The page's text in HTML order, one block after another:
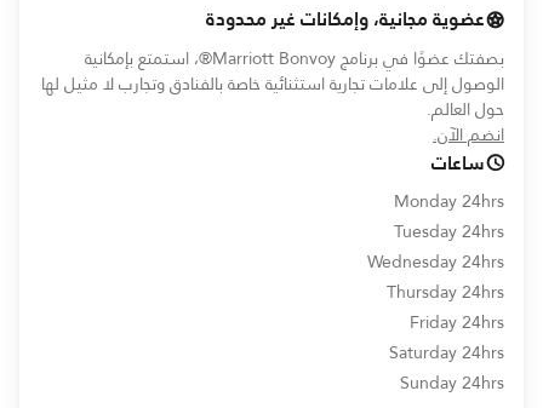
عضوية مجانية، وإمكانات غير محدودة
بصفتك عضوًا في برنامج Marriott Bonvoy®، استمتع بإمكانية
الوصول إلى علامات تجارية استثنائية خاصة بالفنادق وتجارب لا مثيل لها
حول العالم.
انضم الآن.
ساعات
Monday 24hrs
Tuesday 24hrs
Wednesday 24hrs
Thursday 24hrs
Friday 24hrs
Saturday 24hrs
Sunday 24hrs